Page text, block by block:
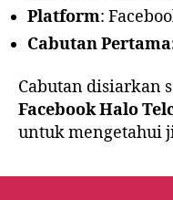
Platform:
Cabutan
Cabutan disiarkan
Facebook Halo
untuk mengetahui